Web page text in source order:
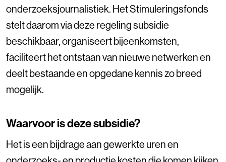
onderzoeksjournalistiek. Het Stimuleringsfonds
stelt daarom via deze regeling subsidie
beschikbaar, organiseert bijeenkomsten,
faciliteert het ontstaan van nieuwe netwerken en
deelt bestaande en opgedane kennis zo breed
mogelijk.
Waarvoor is deze subsidie?
Het is een bijdrage aan gewerkte uren en